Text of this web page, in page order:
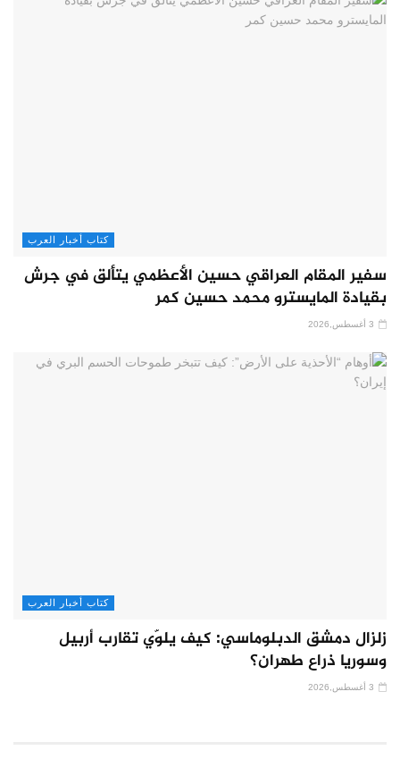
كتاب أخبار العرب
سفير المقام العراقي حسين الأعظمي يتألق في جرش
بقيادة المايسترو محمد حسين كمر
كتاب أخبار العرب
زلزال دمشق الدبلوماسي: كيف يلوّي تقارب أربيل
وسوريا ذراع طهران؟